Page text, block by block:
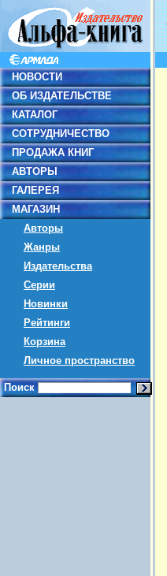
НОВОСТИ
ОБ ИЗДАТЕЛЬСТВЕ
КАТАЛОГ
СОТРУДНИЧЕСТВО
ПРОДАЖА КНИГ
АВТОРЫ
ГАЛЕРЕЯ
МАГАЗИН
Авторы
Жанры
Издательства
Серии
Новинки
Рейтинги
Корзина
Личное пространство
Поиск